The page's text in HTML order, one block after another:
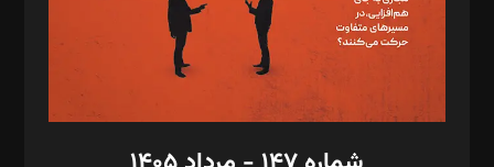
فیلمبرداری و عکاسی: امیر شفیعی، مانی لطفی زاده
گرافیک و صفحه‌آرایی: سید‌سبحان‌علی ثابت
مد‌یر توسعه تجاری: کامبیز برید‌
امور مالی: شاپور رهبری، محمد‌ کاظمی‌نیا